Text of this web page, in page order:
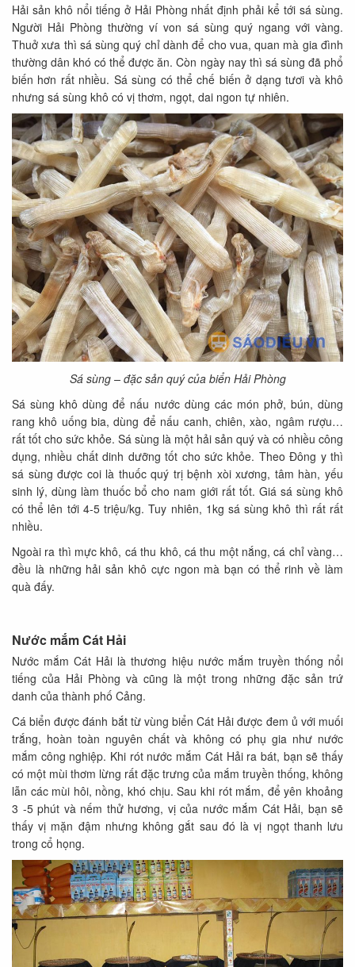
Hải sản khô nổi tiếng ở Hải Phòng nhất định phải kể tới sá sùng.
Người Hải Phòng thường ví von sá sùng quý ngang với vàng.
Thuở xưa thì sá sùng quý chỉ dành để cho vua, quan mà gia đình
thường dân khó có thể được ăn. Còn ngày nay thì sá sùng đã phổ
biến hơn rất nhiều. Sá sùng có thể chế biến ở dạng tươi và khô
nhưng sá sùng khô có vị thơm, ngọt, dai ngon tự nhiên.
Sá sùng – đặc sản quý của biển Hải Phòng
Sá sùng khô dùng để nấu nước dùng các món phở, bún, dùng
rang khô uống bia, dùng để nấu canh, chiên, xào, ngâm rượu…
rất tốt cho sức khỏe. Sá sùng là một hải sản quý và có nhiều công
dụng, nhiều chất dinh dưỡng tốt cho sức khỏe. Theo Đông y thì
sá sùng được coi là thuốc quý trị bệnh xòi xương, tâm hàn, yếu
sinh lý, dùng làm thuốc bổ cho nam giới rất tốt. Giá sá sùng khô
có thể lên tới 4-5 triệu/kg. Tuy nhiên, 1kg sá sùng khô thì rất rất
nhiều.
Ngoài ra thì mực khô, cá thu khô, cá thu một nắng, cá chỉ vàng…
đều là những hải sản khô cực ngon mà bạn có thể rinh về làm
quà đấy.
Nước mắm Cát Hải
Nước mắm Cát Hải là thương hiệu nước mắm truyền thống nổi
tiếng của Hải Phòng và cũng là một trong những đặc sản trứ
danh của thành phố Cảng.
Cá biển được đánh bắt từ vùng biển Cát Hải được đem ủ với muối
trắng, hoàn toàn nguyên chất và không có phụ gia như nước
mắm công nghiệp. Khi rót nước mắm Cát Hải ra bát, bạn sẽ thấy
có một mùi thơm lừng rất đặc trưng của mắm truyền thống, không
lẫn các mùi hôi, nồng, khó chịu. Sau khi rót mắm, để yên khoảng
3 -5 phút và nếm thử hương, vị của nước mắm Cát Hải, bạn sẽ
thấy vị mặn đậm nhưng không gắt sau đó là vị ngọt thanh lưu
trong cổ họng.